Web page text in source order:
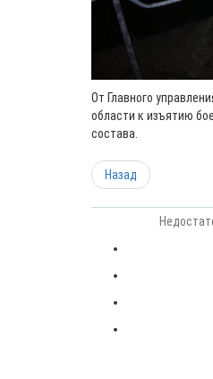
От Главного
области к изъятию
состава.
Назад